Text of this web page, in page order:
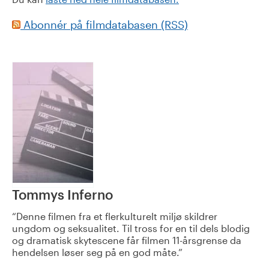
Abonnér på filmdatabasen (RSS)
Tommys Inferno
Denne filmen fra et flerkulturelt miljø skildrer
ungdom og seksualitet. Til tross for en til dels blodig
og dramatisk skytescene får filmen 11-årsgrense da
hendelsen løser seg på en god måte.